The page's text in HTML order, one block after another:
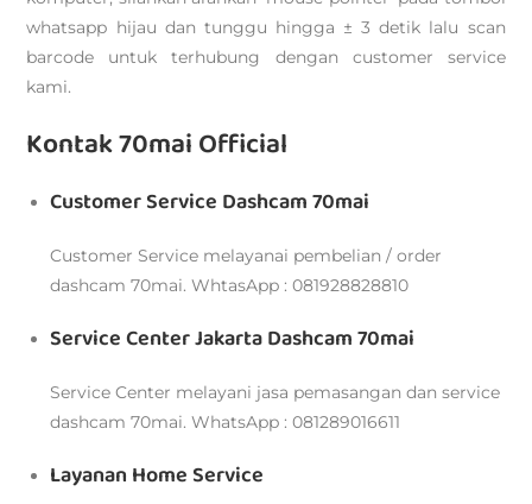
whatsapp hijau dan tunggu hingga ± 3 detik lalu scan
barcode untuk terhubung dengan customer service
kami.
Kontak 70mai Official
Customer Service Dashcam 70mai
Customer Service melayanai pembelian / order
dashcam 70mai. WhtasApp : 081928828810
Service Center Jakarta Dashcam 70mai
Service Center melayani jasa pemasangan dan service
dashcam 70mai. WhatsApp : 081289016611
Layanan Home Service